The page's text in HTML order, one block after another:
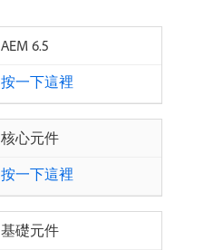
AEM 6.5
按一下這裡
核心元件
按一下這裡
基礎元件